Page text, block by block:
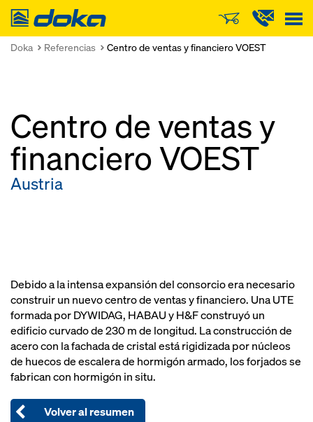
Doka
Doka Referencias Centro de ventas y financiero VOEST
Centro de ventas y
financiero VOEST
Austria
Debido a la intensa expansión del consorcio era necesario
construir un nuevo centro de ventas y financiero. Una UTE
formada por DYWIDAG, HABAU y H&F construyó un
edificio curvado de 230 m de longitud. La construcción de
acero con la fachada de cristal está rigidizada por núcleos
de huecos de escalera de hormigón armado, los forjados se
fabrican con hormigón in situ.
Volver al resumen